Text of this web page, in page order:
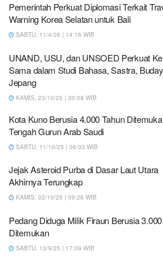
Pemerintah Perkuat Diplomasi Terkait
Warning Korea Selatan untuk Bali
SABTU, 11/4/26 | 14:16 WIB
UNAND, USU, dan UNSOED Perkuat
Sama dalam Studi Bahasa, Sastra,
Jepang
KAMIS, 23/10/25 | 20:08 WIB
Kota Kuno Berusia 4.000 Tahun
Tengah Gurun Arab Saudi
SABTU, 11/10/25 | 06:03 WIB
Jejak Asteroid Purba di Dasar Laut Utara
Akhirnya Terungkap
KAMIS, 02/10/25 | 09:26 WIB
Pedang Diduga Milik Firaun Berusia
Ditemukan
SABTU, 13/9/25 | 17:09 WIB